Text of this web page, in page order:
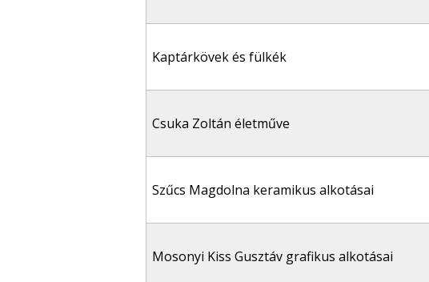
Kaptárkövek és fülkék
Csuka Zoltán életműve
Szűcs Magdolna keramikus alkotásai
Mosonyi Kiss Gusztáv grafikus alkotásai